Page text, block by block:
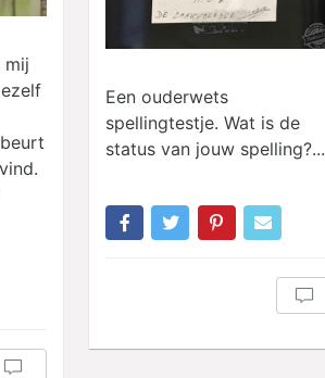
mij
Een ouderwets
spellingtestje. Wat is de
status van jouw spelling?...